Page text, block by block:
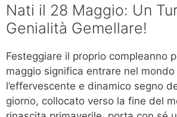
Nati il 28 Maggio: Un
Genialità Gemellare!
Festeggiare il proprio compleanno
maggio significa entrare nel
l’effervescente e dinamico segno
giorno, collocato verso la fine del